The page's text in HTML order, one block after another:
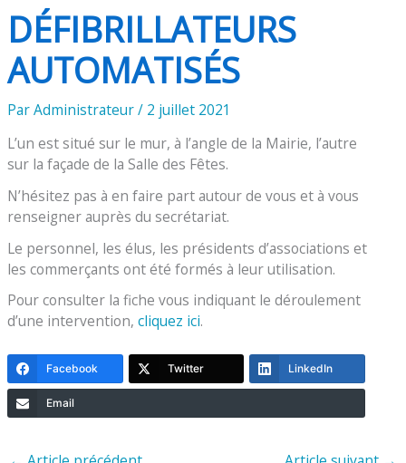
DÉFIBRILLATEURS
AUTOMATISÉS
ParAdministrateur/ 2 juillet 2021
L’un est situé sur le mur, à l’angle de la Mairie, l’autre
sur la façade de la Salle des Fêtes.
N’hésitez pas à en faire part autour de vous et à vous
renseigner auprès du secrétariat.
Le personnel, les élus, les présidents d’associations et
les commerçants ont été formés à leur utilisation.
Pour consulter la fiche vous indiquant le déroulement
d’une intervention,cliquez ici.
Facebook Twitter LinkedIn
Email